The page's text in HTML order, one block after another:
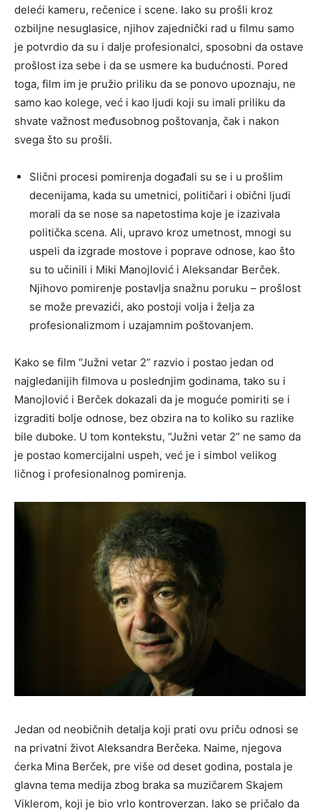
deleći kameru, rečenice i scene. Iako su prošli kroz
ozbiljne nesuglasice, njihov zajednički rad u filmu samo
je potvrdio da su i dalje profesionalci, sposobni da ostave
prošlost iza sebe i da se usmere ka budućnosti. Pored
toga, film im je pružio priliku da se ponovo upoznaju, ne
samo kao kolege, već i kao ljudi koji su imali priliku da
shvate važnost međusobnog poštovanja, čak i nakon
svega što su prošli.
Slični procesi pomirenja događali su se i u prošlim
decenijama, kada su umetnici, političari i obični ljudi
morali da se nose sa napetostima koje je izazivala
politička scena. Ali, upravo kroz umetnost, mnogi su
uspeli da izgrade mostove i poprave odnose, kao što
su to učinili i Miki Manojlović i Aleksandar Berček.
Njihovo pomirenje postavlja snažnu poruku – prošlost
se može prevazići, ako postoji volja i želja za
profesionalizmom i uzajamnim poštovanjem.
Kako se film “Južni vetar 2” razvio i postao jedan od
najgledanijih filmova u poslednjim godinama, tako su i
Manojlović i Berček dokazali da je moguće pomiriti se i
izgraditi bolje odnose, bez obzira na to koliko su razlike
bile duboke. U tom kontekstu, “Južni vetar 2” ne samo da
je postao komercijalni uspeh, već je i simbol velikog
ličnog i profesionalnog pomirenja.
Jedan od neobičnih detalja koji prati ovu priču odnosi se
na privatni život Aleksandra Berčeka. Naime, njegova
ćerka Mina Berček, pre više od deset godina, postala je
glavna tema medija zbog braka sa muzičarem Skajem
Viklerom, koji je bio vrlo kontroverzan. Iako se pričalo da